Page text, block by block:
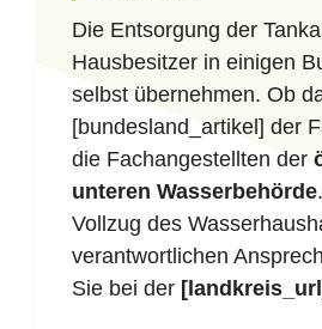
Die Entsorgung der
Hausbesitzer in einigen
selbst übernehmen. Ob
[bundesland_artikel] der
die Fachangestellten der
unteren Wasserbehörde
Vollzug des
verantwortlichen
Sie bei der